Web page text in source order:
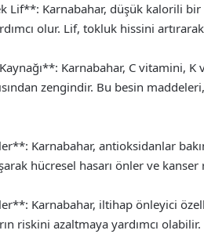
Lif**: Karnabahar, düşük kalorili bir
olur. Lif, tokluk hissini
Karnabahar, C vitamini,
zengindir. Bu besin
Karnabahar, antioksidanlar
hücresel hasarı önler ve
Karnabahar, iltihap önleyici
riskini azaltmaya yardımcı olabilir.